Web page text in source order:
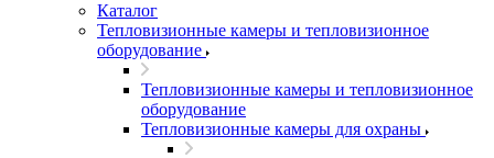
Каталог
Тепловизионные камеры и тепловизионное
оборудование
Тепловизионные камеры и тепловизионное
оборудование
Тепловизионные камеры для охраны